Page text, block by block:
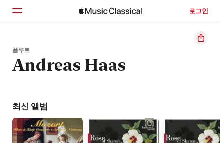
로그인
둘러보기
플루트
Andreas Haas
최신 앨범